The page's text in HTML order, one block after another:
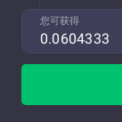
您可获得